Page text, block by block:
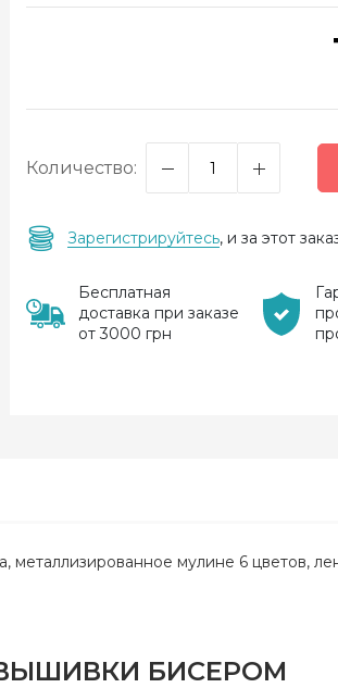
Количество:
Зарегистрируйтесь, и за этот
Бесплатная
доставка при заказе
от 3000 грн
мулине 6 цветов,
БИСЕРОМ